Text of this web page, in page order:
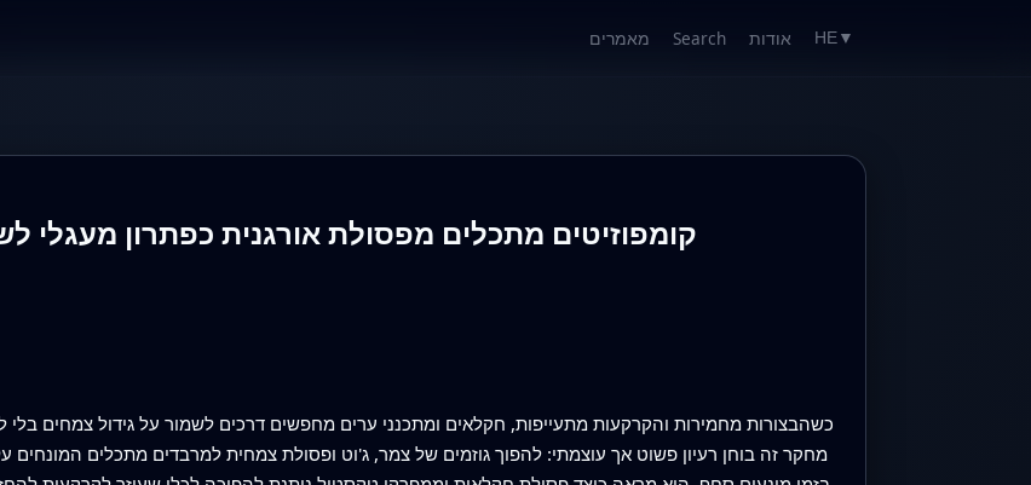
מאמרים Search אודות HE ▼
קומפוזיטים מתכלים מפסולת אורגנית כפתרון מעגלי
כשהבצורות מחמירות והקרקעות מתעייפות, חקלאים ומתכנני ערים מחפשים דרכים לשמור על גידול צמחים
מחקר זה בוחן רעיון פשוט אך עוצמתי: להפוך גוזמים של צמר, ג'וט ופסולת צמחית למרבדים מתכלים המונחים